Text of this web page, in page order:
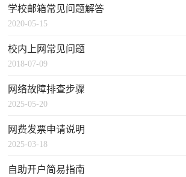
学校邮箱常见问题解答
2020-05-15
校内上网常见问题
2018-07-09
网络故障排查步骤
2025-05-20
网费发票申请说明
2025-03-18
自助开户简易指南